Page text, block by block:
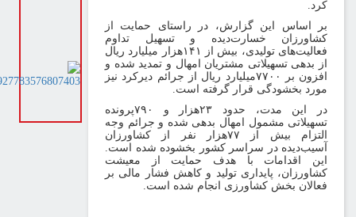
اساس این گزارش، در راستای حمایت از
خسارت‌دیده و تسهیل تداوم
تولیدی، بیش از۱۴۱
هزار میلیارد ریال
بدهی تسهیلاتی مشتریان امهال و تمدید شده و
بر۷۷۰۰
میلیارد ریال از جرائم دیرکرد نیز
بخشودگی قرار گرفته است.
این مدت، حدود۲۳هزار و ۷۹۰پرونده
مشمول امهال بدهی شده و جرائم وجه
بیش از
هزار نفر از کشاورزان
در سراسر کشور بخشوده شده است.
اقدامات با هدف حمایت از معیشت
پایداری تولید و کاهش فشار مالی بر
بخش کشاورزی انجام شده است.